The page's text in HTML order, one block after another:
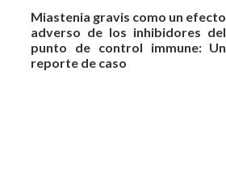
Miastenia gravis como un efecto
adverso de los inhibidores del
punto de control immune: Un
reporte de caso